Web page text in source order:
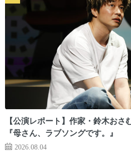
【公演レポート】作家・鈴木おさ
『母さん、ラブソングです。』
2026.08.04